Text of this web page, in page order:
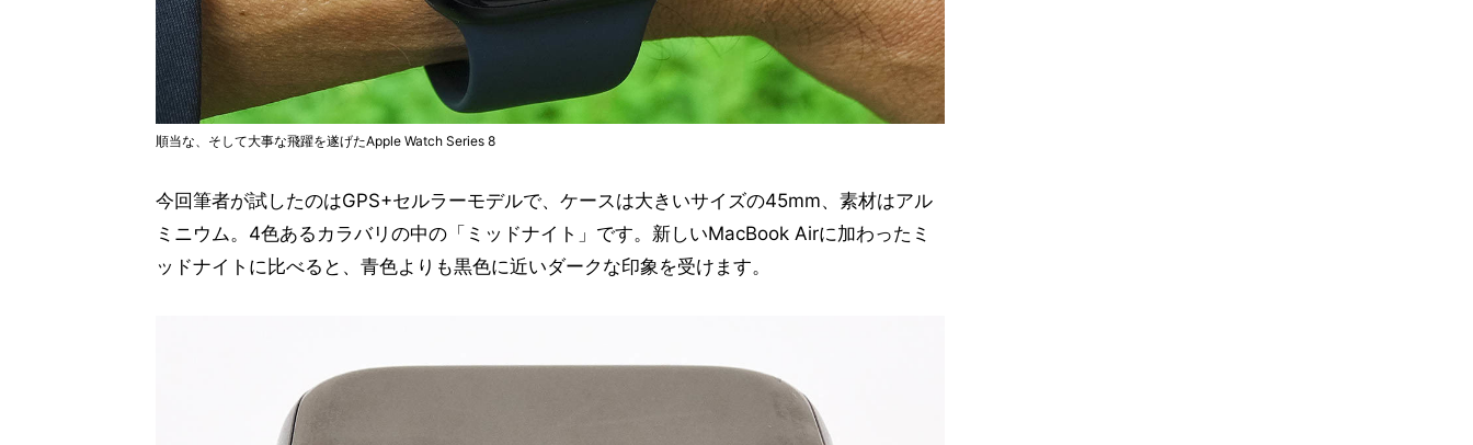
順当な、そして大事な飛躍を遂げたApple Watch Series 8
今回筆者が試したのはGPS+セルラーモデルで、ケースは大きいサイズの45mm、素材はアル
ミニウム。4色あるカラバリの中の「ミッドナイト」です。新しいMacBook Airに加わったミ
ッドナイトに比べると、青色よりも黒色に近いダークな印象を受けます。